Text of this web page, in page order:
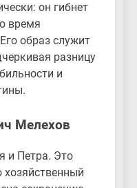
он гибнет
время
образ служит
разницу
и
Мелехов
и Петра. Это